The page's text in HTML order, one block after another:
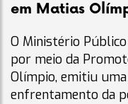
em Matias
O Ministério
por meio da
Olímpio, emitiu
enfrentamento da